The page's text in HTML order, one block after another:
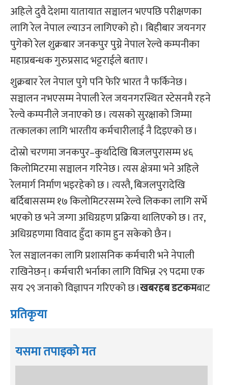
अहिले दुवै देशमा यातायात सञ्चालन भएपछि परीक्षणका
लागि रेल नेपाल ल्याउन लागिएको हो । बिहीबार जयनगर
पुगेको रेल शुक्रबार जनकपुर पुग्ने नेपाल रेल्वे कम्पनीका
महाप्रबन्धक गुरुप्रसाद भट्टराईले बताए ।
शुक्रबार रेल नेपाल पुगे पनि फेरि भारत नै फर्किनेछ ।
सञ्चालन नभएसम्म नेपाली रेल जयनगरस्थित स्टेसनमै रहने
रेल्वे कम्पनीले जनाएको छ । त्यसको सुरक्षाको जिम्मा
तत्कालका लागि भारतीय कर्मचारीलाई नै दिइएको छ ।
दोस्रो चरणमा जनकपुर–कुर्थादेखि बिजलपुरासम्म ४६
किलोमिटरमा सञ्चालन गरिनेछ । त्यस क्षेत्रमा भने अहिले
रेलमार्ग निर्माण भइरहेको छ । त्यस्तै, बिजलपुरादेखि
बर्दिबाससम्म १७ किलोमिटरसम्म रेल्वे लिकका लागि सर्भे
भएको छ भने जग्गा अधिग्रहण प्रक्रिया थालिएको छ । तर,
अधिग्रहणमा विवाद हुँदा काम हुन सकेको छैन ।
रेल सञ्चालनका लागि प्रशासनिक कर्मचारी भने नेपाली
राखिनेछन् । कर्मचारी भर्नाका लागि विभिन्न २९ पदमा एक
सय २९ जनाको विज्ञापन गरिएको छ ।खबरहब डटकमबाट
प्रतिकृया
यसमा तपाइको मत